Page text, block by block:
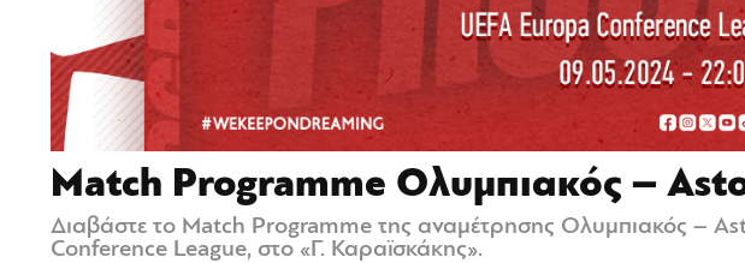
Match Programme Ολυμπιακός –
Διαβάστε το Match Programme της αναμέτρησης Ολυμπιακός –
Conference League, στο «Γ. Καραϊσκάκης».